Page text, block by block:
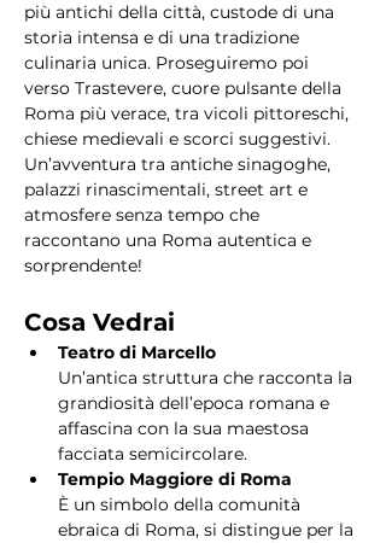
più antichi della città, custode di una
storia intensa e di una tradizione
culinaria unica. Proseguiremo poi
verso Trastevere, cuore pulsante della
Roma più verace, tra vicoli pittoreschi,
chiese medievali e scorci suggestivi.
Un’avventura tra antiche sinagoghe,
palazzi rinascimentali, street art e
atmosfere senza tempo che
raccontano una Roma autentica e
sorprendente!
Cosa Vedrai
Teatro di Marcello
Un’antica struttura che racconta la
grandiosità dell’epoca romana e
affascina con la sua maestosa
facciata semicircolare.
Tempio Maggiore di Roma
È un simbolo della comunità
ebraica di Roma, si distingue per la